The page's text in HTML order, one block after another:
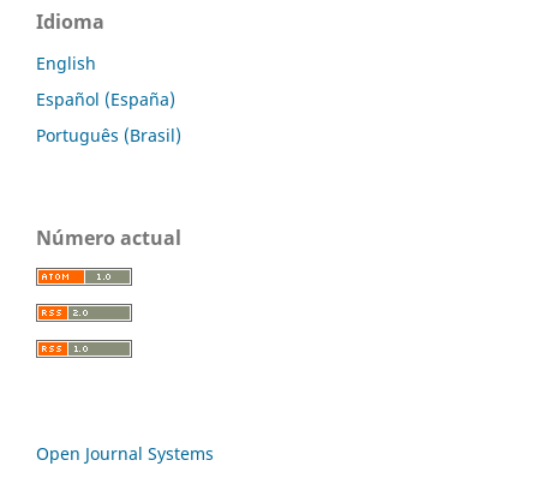
Idioma
English
Español (España)
Português (Brasil)
Número actual
Open Journal Systems